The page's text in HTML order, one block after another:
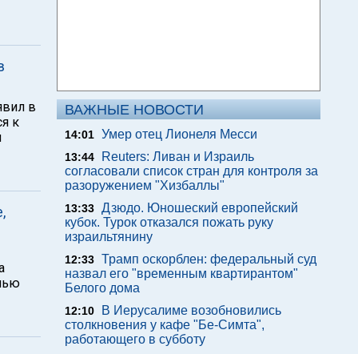
в
к
ВАЖНЫЕ НОВОСТИ
14:01 Умер отец Лионеля Месси
13:44
Reuters: Ливан и Израиль
согласовали список стран для контроля за
разоружением "Хизбаллы"
13:33 Дзюдо. Юношеский европейский
кубок. Турок отказался пожать руку
израильтянину
12:33 Трамп оскорблен: федеральный суд
назвал его "временным квартирантом"
Белого дома
12:10
В Иерусалиме возобновились
столкновения у кафе "Бе-Симта",
работающего в субботу